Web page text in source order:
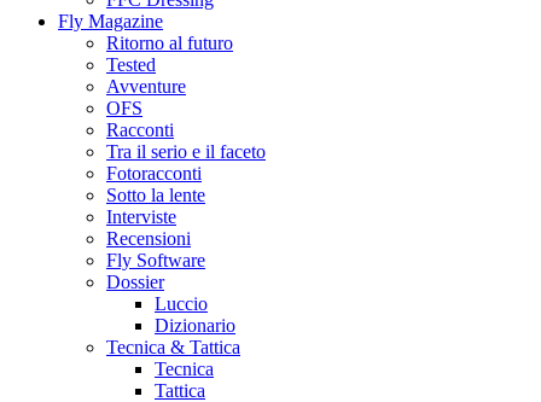
Fly Magazine
Ritorno al futuro
Tested
Avventure
OFS
Racconti
Tra il serio e il faceto
Fotoracconti
Sotto la lente
Interviste
Recensioni
Fly Software
Dossier
Luccio
Dizionario
Tecnica & Tattica
Tecnica
Tattica